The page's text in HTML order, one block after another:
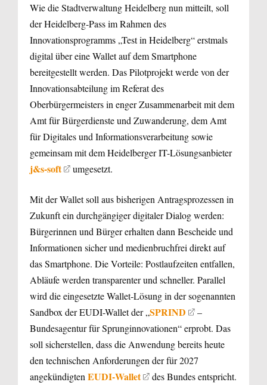
Wie die Stadtverwaltung Heidelberg nun mitteilt, soll
der Heidelberg-Pass im Rahmen des
Innovationsprogramms „Test in Heidelberg“ erstmals
digital über eine Wallet auf dem Smartphone
bereitgestellt werden. Das Pilotprojekt werde von der
Innovationsabteilung im Referat des
Oberbürgermeisters in enger Zusammenarbeit mit dem
Amt für Bürgerdienste und Zuwanderung, dem Amt
für Digitales und Informationsverarbeitung sowie
gemeinsam mit dem Heidelberger IT-Lösungsanbieter
j&s-soft umgesetzt.
Mit der Wallet soll aus bisherigen Antragsprozessen in
Zukunft ein durchgängiger digitaler Dialog werden:
Bürgerinnen und Bürger erhalten dann Bescheide und
Informationen sicher und medienbruchfrei direkt auf
das Smartphone. Die Vorteile: Postlaufzeiten entfallen,
Abläufe werden transparenter und schneller. Parallel
wird die eingesetzte Wallet‑Lösung in der sogenannten
Sandbox der EUDI-Wallet der „SPRIND
–
Bundesagentur für Sprunginnovationen“ erprobt. Das
soll sicherstellen, dass die Anwendung bereits heute
den technischen Anforderungen der für 2027
angekündigten EUDI‑Wallet des Bundes entspricht.